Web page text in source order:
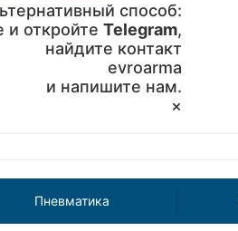
способ:
и откройте Telegram,
найдите контакт
evroarma
и напишите нам.
×
Пневматика